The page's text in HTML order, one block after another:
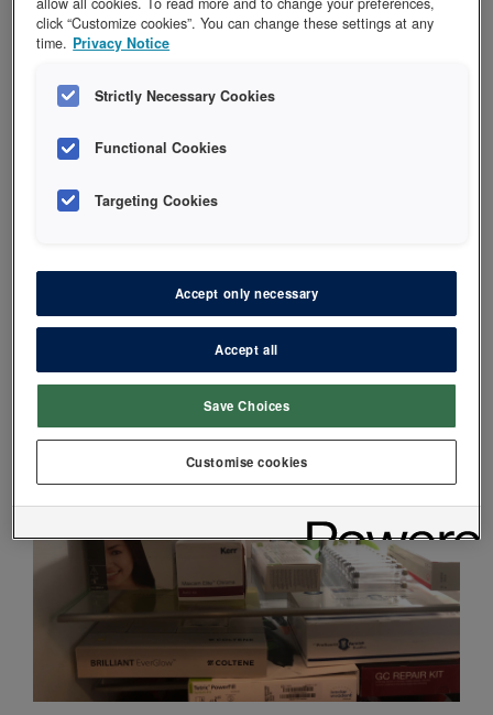
kommer med en gang klinikken åpner igjen. Da
slipper du stresset med å bestille varer med en
Ryddetid
skap. Sjekk holdbarhet på materialer og sterilt
utstyr, kanskje må noe steriliseres på nytt. Når
man stenger for ferien bør alt som vanligvis står
fremme på benker og bord plasseres i lukkede
skap. Pauserom med kjøleskap, resepsjon mm
har sikkert også godt av en omgang med klut og
click “Customize cookies”. You can change these settings at any
time. Privacy Notice
Strictly Necessary Cookies
Functional Cookies
Targeting Cookies
Accept only necessary
Accept all
Save Choices
Customise cookies